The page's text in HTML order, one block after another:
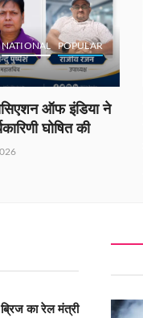
NATIONAL POPULAR
ऑफ इंडिया ने
घोषित की
का रेल मंत्री